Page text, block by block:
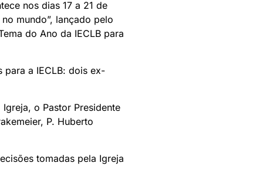
nos dias 17 a 21 de
mundo”, lançado pelo
do Ano da IECLB para
a IECLB: dois ex-
o Pastor Presidente
P. Huberto
tomadas pela Igreja